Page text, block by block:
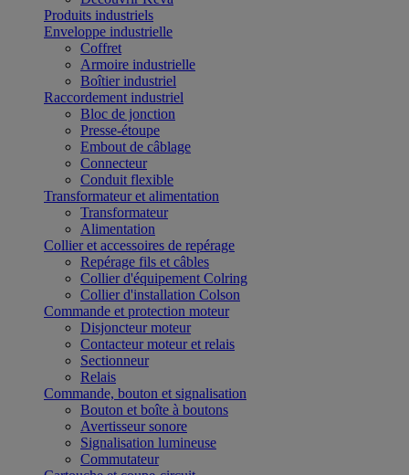
Produits industriels
Enveloppe industrielle
Coffret
Armoire industrielle
Boîtier industriel
Raccordement industriel
Bloc de jonction
Presse-étoupe
Embout de câblage
Connecteur
Conduit flexible
Transformateur et alimentation
Transformateur
Alimentation
Collier et accessoires de repérage
Repérage fils et câbles
Collier d'équipement Colring
Collier d'installation Colson
Commande et protection moteur
Disjoncteur moteur
Contacteur moteur et relais
Sectionneur
Relais
Commande, bouton et signalisation
Bouton et boîte à boutons
Avertisseur sonore
Signalisation lumineuse
Commutateur